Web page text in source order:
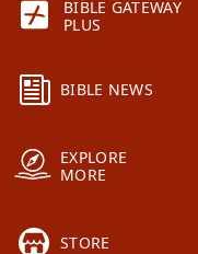
BIBLE GATEWAY
PLUS
BIBLE NEWS
EXPLORE
MORE
STORE